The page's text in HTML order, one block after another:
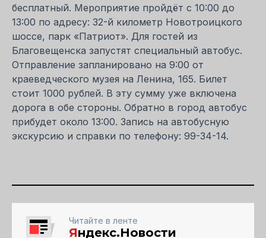
бесплатный. Мероприятие пройдёт с 10:00 до
13:00 по адресу: 32-й километр Новотроицкого
шоссе, парк «Патриот». Для гостей из
Благовещенска запустят специальный автобус.
Отправление запланировано на 9:00 от
краеведческого музея на Ленина, 165. Билет
стоит 1000 рублей. В эту сумму уже включена
дорога в обе стороны. Обратно в город автобус
прибудет около 13:00. Запись на автобусную
экскурсию и справки по телефону: 99-34-14.
Читайте в ленте
Яндекс.Новости